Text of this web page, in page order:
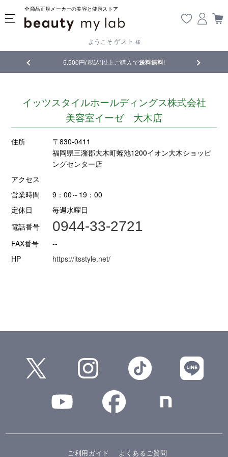
全商品正規メーカーの美容と健康ストア
ようこそ ゲスト 様
5,500円(税込)以上ご購入で送料無料! 【重要】
イッツスタイルホールディングス株式会社
美容室イーゼ 大木店
住所
〒830-0411
福岡県三潴郡大木町蛭池1200イオン大木ショッピ
ングセンター店
アクセス
営業時間
9：00～19：00
定休日
毎週水曜日
電話番号
0944-33-2721
FAX番号
--
HP
https://itsstyle.net/
ご利用ガイド よくあるご質問